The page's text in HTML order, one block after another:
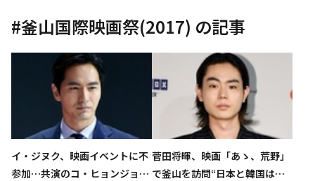
#釜山国際映画祭(2017) の記事
イ・ジヌク、映画イベントに不
参加…共演のコ・ヒョンジョン
菅田将暉、映画「あゝ、荒野」
で釜山を訪問“日本と韓国はど